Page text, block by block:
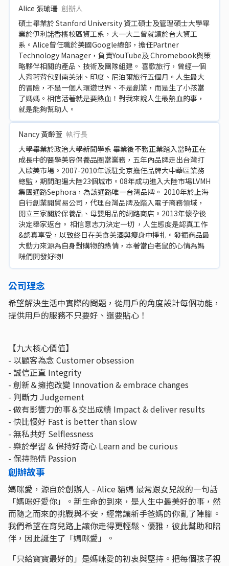
Alice 張瑜珊 創辦人
碩士畢業於 Stanford University 資工碩士及管理碩士大學畢
業於伊利諾香檳校區資工系，大一大二曾就讀於台大資工
系。Alice曾任職於美國Google總部，擔任Partner
Technology Manager，負責YouTube及 Chromebook與策
略夥伴相關的產品、技術及團隊組建。 喜歡旅行，曾經一個
人背著背包到南美洲、印度、尼泊爾旅行五個月。人生最大
的冒險，不是一個人環遊世界、不是創業，而是生了小孩當
了媽媽。相信活著就是要熱血！對我來說人生最熱血的事，
就是能夠幫助人。
Nancy 黃齡萱 執行長
大學畢業於政治大學新聞學系 畢業後不務正業踏入當時正在
成長中的醫學美容保養品圈當業務，五年內品牌走出台灣打
入歐美市場。2007-2010年派駐北京擔任品牌大中華區業務
總監，期間跑遍大陸23個城市。08年成功進入大陸市場LVMH
集團通路Sephora，為該通路唯一台灣品牌。 2010年於上海
自行創業開貿易公司，代理台灣品牌及踏入電子商務領域，
開立三家關於保養品、母嬰用品的網路商店。2013年懷孕後
決定舉家返台。 相信意志力決定一切 ，人生態度是認真工作
&認真享受，以致終日在美食美酒與瘦身中掙扎。發掘商品最
大動力來源為自身對購物的熱情，本著當白老鼠的心情為媽
咪們開發好物!
公司理念
希望解決生活中實際的問題，從用戶的角度設計每個功能，
提供用戶的服務不只要好、還要貼心！
【九大核心價值】
- 以顧客為念 Customer obsession
- 誠信正直 Integrity
- 創新＆擁抱改變 Innovation & embrace changes
- 判斷力 Judgement
- 做有影響力的事＆交出成績 Impact & deliver results
- 快比慢好 Fast is better than slow
- 無私共好 Selflessness
- 樂於學習 & 保持好奇心 Learn and be curious
- 保持熱情 Passion
創辦故事
媽咪愛，源自於創辦人 - Alice 貓媽 最常跟女兒說的一句話
「媽咪好愛你」。新生命的到來，是人生中最美好的事，然
而隨之而來的挑戰與不安，經常讓新手爸媽的你亂了陣腳。
我們希望在育兒路上讓你走得更輕鬆、優雅，彼此幫助和陪
伴，因此誕生了「媽咪愛」。
「只給寶寶最好的」是媽咪愛的初衷與堅持。把每個孩子視